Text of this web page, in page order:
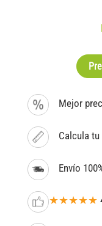
Mejor
Calcula
Envío
★★★★★